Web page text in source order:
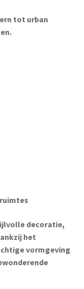
tot urban
decoratie,
het
vormgeving